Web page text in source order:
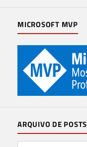
MICROSOFT MVP
ARQUIVO DE POSTS